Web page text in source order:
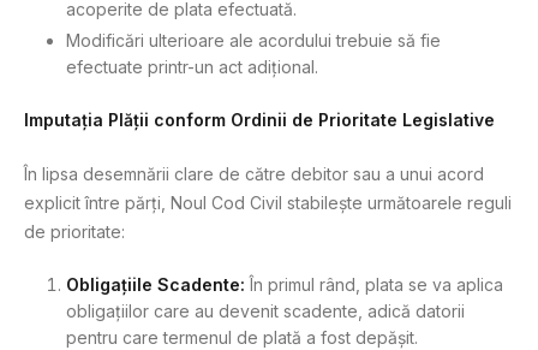
acoperite de plata efectuată.
Modificări ulterioare ale acordului trebuie să fie
efectuate printr-un act adițional.
Imputația Plății conform Ordinii de Prioritate Legislative
În lipsa desemnării clare de către debitor sau a unui acord
explicit între părți, Noul Cod Civil stabilește următoarele reguli
de prioritate:
Obligațiile Scadente: În primul rând, plata se va aplica
obligațiilor care au devenit scadente, adică datorii
pentru care termenul de plată a fost depășit.